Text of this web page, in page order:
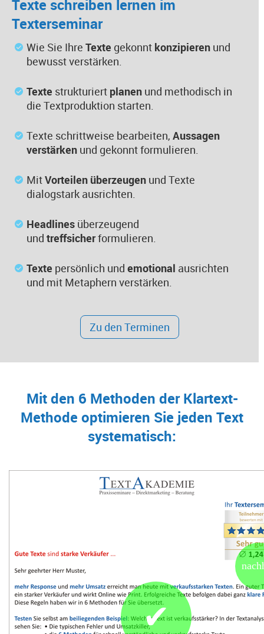
Texte schreiben lernen im
Texterseminar
Wie Sie Ihre Texte gekonnt konzipieren und
bewusst verstärken.
Texte strukturiert planen und methodisch in
die Textproduktion starten.
Texte schrittweise bearbeiten, Aussagen
verstärken und gekonnt formulieren.
MitVorteilen überzeugen und Texte
dialogstark ausrichten.
Headlines überzeugend
und treffsicherformulieren.
Texte persönlich und emotional ausrichten
und mit Metaphern verstärken.
Zu den Terminen
Mit den 6 Methoden der Klartext-
Methode optimieren Sie jeden Text
systematisch:
✔